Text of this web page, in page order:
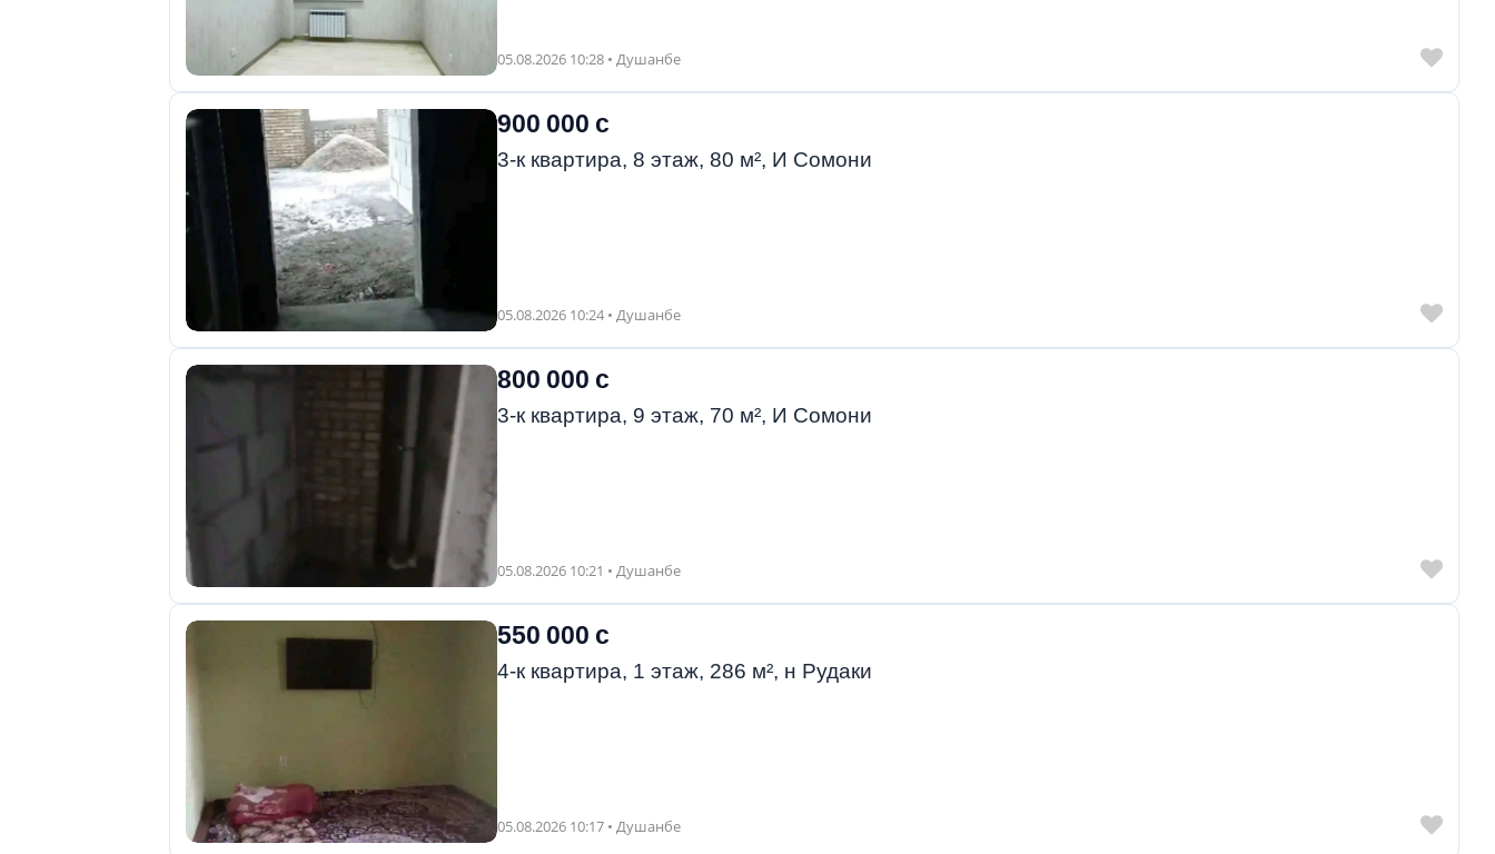
05.08.2026 10:28 • Душанбе
900 000 с
3-к квартира, 8 этаж, 80 м², И Сомони
05.08.2026 10:24 • Душанбе
800 000 с
3-к квартира, 9 этаж, 70 м², И Сомони
05.08.2026 10:21 • Душанбе
550 000 с
4-к квартира, 1 этаж, 286 м², н Рудаки
05.08.2026 10:17 • Душанбе